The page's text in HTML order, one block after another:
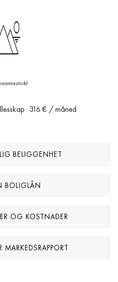
316 € / måned
BELIGGENHET
BOLIGLÅN
OG KOSTNADER